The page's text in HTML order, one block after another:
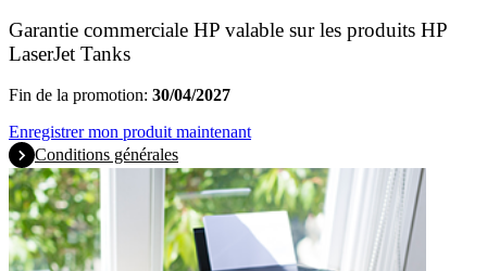
Garantie commerciale HP valable sur les produits HP
LaserJet Tanks
Fin de la promotion: 30/04/2027
Enregistrer mon produit maintenant
Conditions générales